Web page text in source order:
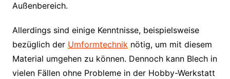
Außenbereich.
Allerdings sind einige Kenntnisse, beispielsweise
bezüglich der Umformtechniknötig, um mit diesem
Material umgehen zu können. Dennoch kann Blech in
vielen Fällen ohne Probleme in der Hobby-Werkstatt